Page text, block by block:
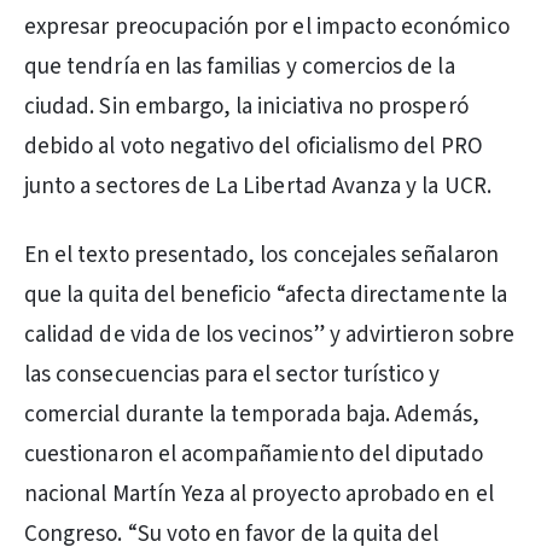
expresar preocupación por el impacto económico
que tendría en las familias y comercios de la
ciudad. Sin embargo, la iniciativa no prosperó
debido al voto negativo del oficialismo del PRO
junto a sectores de La Libertad Avanza y la UCR.
En el texto presentado, los concejales señalaron
que la quita del beneficio “afecta directamente la
calidad de vida de los vecinos” y advirtieron sobre
las consecuencias para el sector turístico y
comercial durante la temporada baja. Además,
cuestionaron el acompañamiento del diputado
nacional Martín Yeza al proyecto aprobado en el
Congreso. “Su voto en favor de la quita del